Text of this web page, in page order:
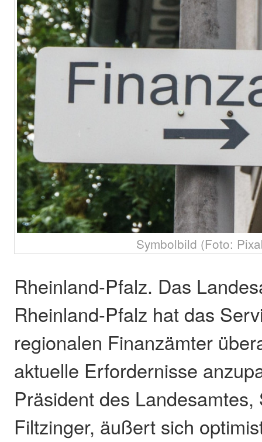
Symbolbild (Foto:
Rheinland-Pfalz. Das
Rheinland-Pfalz hat das
regionalen Finanzämter
aktuelle Erfordernisse
Präsident des Landesamtes,
Filtzinger, äußert sich